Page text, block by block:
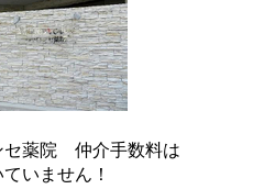
セ薬院 仲介手数料は
いません！